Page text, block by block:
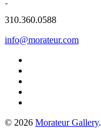
310.360.0588
info@morateur.com
© 2026 Morateur Gallery.